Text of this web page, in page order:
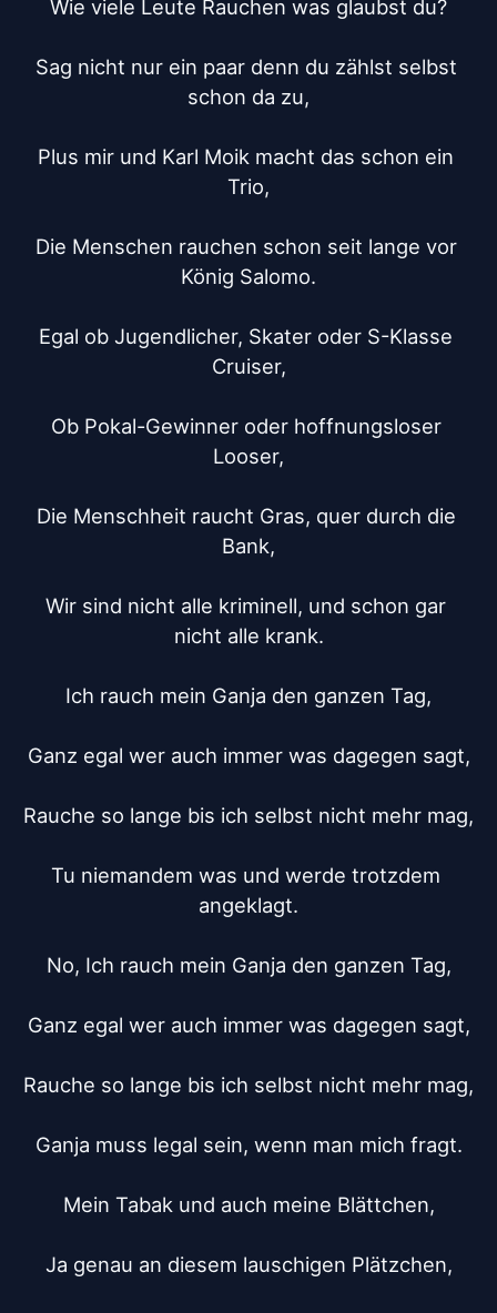
Wie viele Leute Rauchen was glaubst du?
Sag nicht nur ein paar denn du zählst selbst
schon da zu,
Plus mir und Karl Moik macht das schon ein
Trio,
Die Menschen rauchen schon seit lange vor
König Salomo.
Egal ob Jugendlicher, Skater oder S-Klasse
Cruiser,
Ob Pokal-Gewinner oder hoffnungsloser
Looser,
Die Menschheit raucht Gras, quer durch die
Bank,
Wir sind nicht alle kriminell, und schon gar
nicht alle krank.
Ich rauch mein Ganja den ganzen Tag,
Ganz egal wer auch immer was dagegen sagt,
Rauche so lange bis ich selbst nicht mehr mag,
Tu niemandem was und werde trotzdem
angeklagt.
No, Ich rauch mein Ganja den ganzen Tag,
Ganz egal wer auch immer was dagegen sagt,
Rauche so lange bis ich selbst nicht mehr mag,
Ganja muss legal sein, wenn man mich fragt.
Mein Tabak und auch meine Blättchen,
Ja genau an diesem lauschigen Plätzchen,